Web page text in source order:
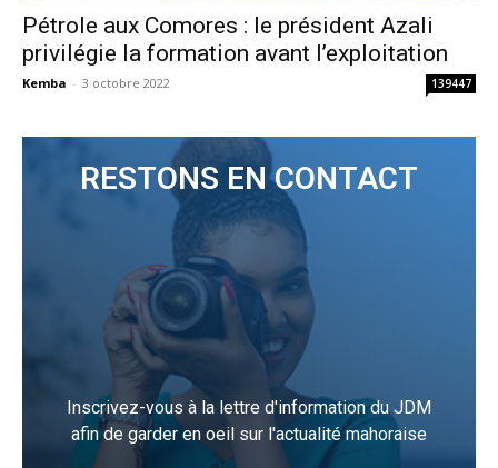
Pétrole aux Comores : le président Azali
privilégie la formation avant l’exploitation
Kemba - 3 octobre 2022 139447
RESTONS EN CONTACT
Inscrivez-vous à la lettre d'information du JDM
afin de garder en oeil sur l'actualité mahoraise